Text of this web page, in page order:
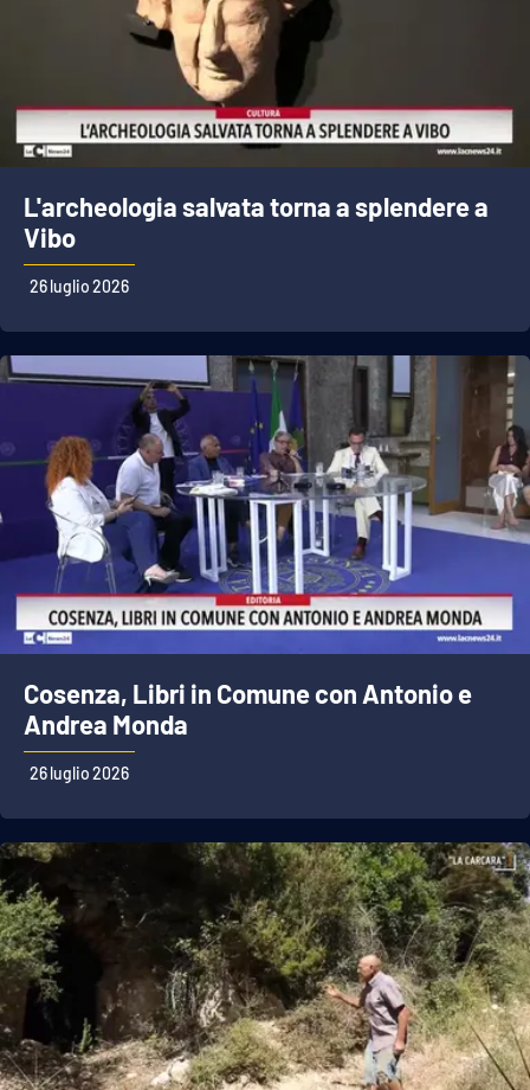
L'archeologia salvata torna a splendere a
Vibo
26 luglio 2026
Cosenza, Libri in Comune con Antonio e
Andrea Monda
26 luglio 2026